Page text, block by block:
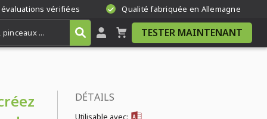
évaluations vérifiées Qualité fabriquée en Allemagne
TESTER MAINTENANT
DÉTAILS
Utilisable avec: